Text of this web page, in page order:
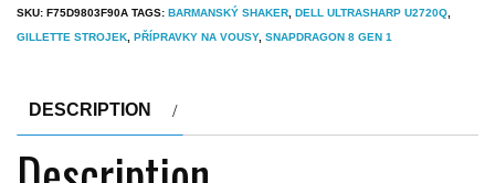
SKU: F75D9803F90A TAGS: BARMANSKÝ SHAKER DELL ULTRASHARP U2720Q
GILLETTE STROJEK PŘÍPRAVKY NA VOUSY, SNAPDRAGON 8 GEN 1
DESCRIPTION